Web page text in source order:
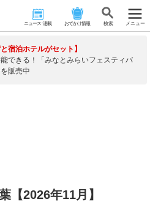
ニュース･連載 おでかけ情報 検 索 メニュー
宿泊ホテルがセット】
できる！「みなとみらいフェスティバ
販売中
【2026年11月】